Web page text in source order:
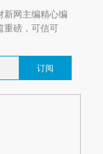
新网主编精心编
重磅，可信可
订阅